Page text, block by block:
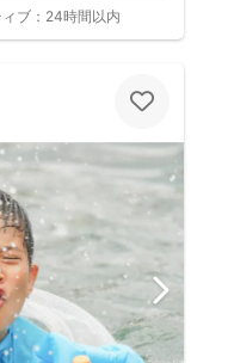
ブ： 24時間以内